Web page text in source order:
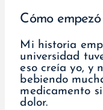
Cómo
Mi historia
universidad
eso creía yo, y
bebiendo
medicamento
dolor.